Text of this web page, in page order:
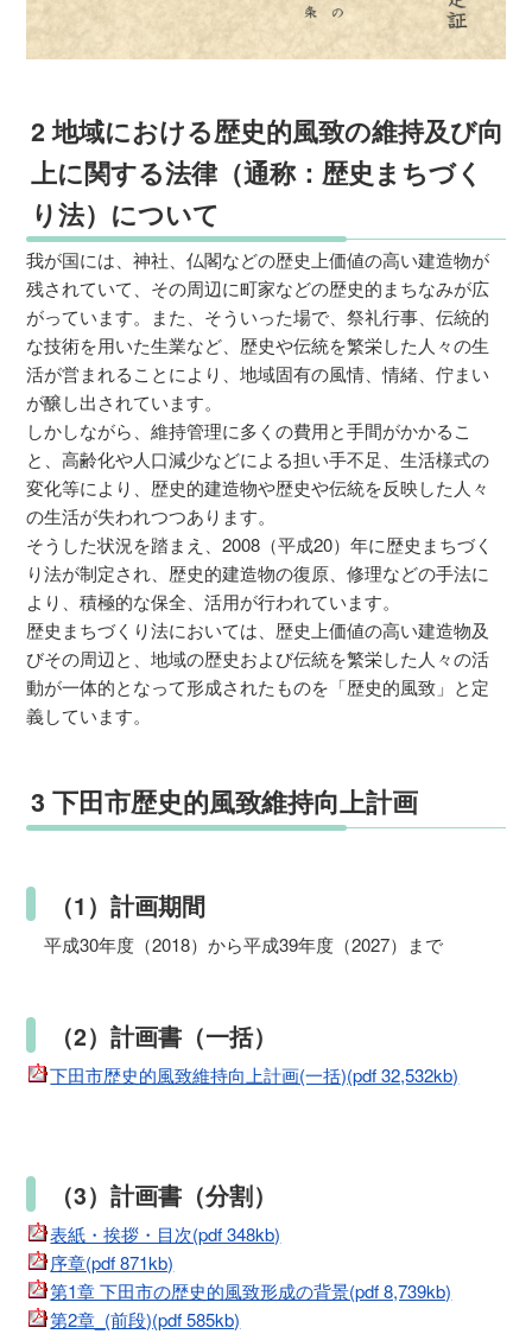
2 地域における歴史的風致の維持及び向
上に関する法律（通称：歴史まちづく
り法）について
我が国には、神社、仏閣などの歴史上価値の高い建造物が
残されていて、その周辺に町家などの歴史的まちなみが広
がっています。また、そういった場で、祭礼行事、伝統的
な技術を用いた生業など、歴史や伝統を繁栄した人々の生
活が営まれることにより、地域固有の風情、情緒、佇まい
が醸し出されています。
しかしながら、維持管理に多くの費用と手間がかかるこ
と、高齢化や人口減少などによる担い手不足、生活様式の
変化等により、歴史的建造物や歴史や伝統を反映した人々
の生活が失われつつあります。
そうした状況を踏まえ、2008（平成20）年に歴史まちづく
り法が制定され、歴史的建造物の復原、修理などの手法に
より、積極的な保全、活用が行われています。
歴史まちづくり法においては、歴史上価値の高い建造物及
びその周辺と、地域の歴史および伝統を繁栄した人々の活
動が一体的となって形成されたものを「歴史的風致」と定
義しています。
3 下田市歴史的風致維持向上計画
（1）計画期間
平成30年度（2018）から平成39年度（2027）まで
（2）計画書（一括）
下田市歴史的風致維持向上計画(一括)(pdf 32,532kb)
（3）計画書（分割）
表紙・挨拶・目次(pdf 348kb)
序章(pdf 871kb)
第1章 下田市の歴史的風致形成の背景(pdf 8,739kb)
第2章_(前段)(pdf 585kb)